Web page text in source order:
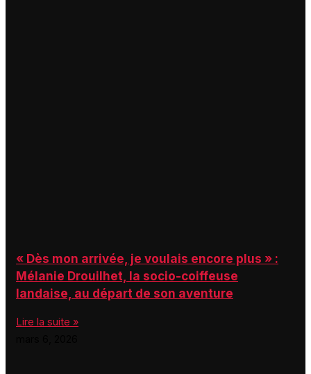
« Dès mon arrivée, je voulais encore plus » :
Mélanie Drouilhet, la socio-coiffeuse
landaise, au départ de son aventure
Lire la suite »